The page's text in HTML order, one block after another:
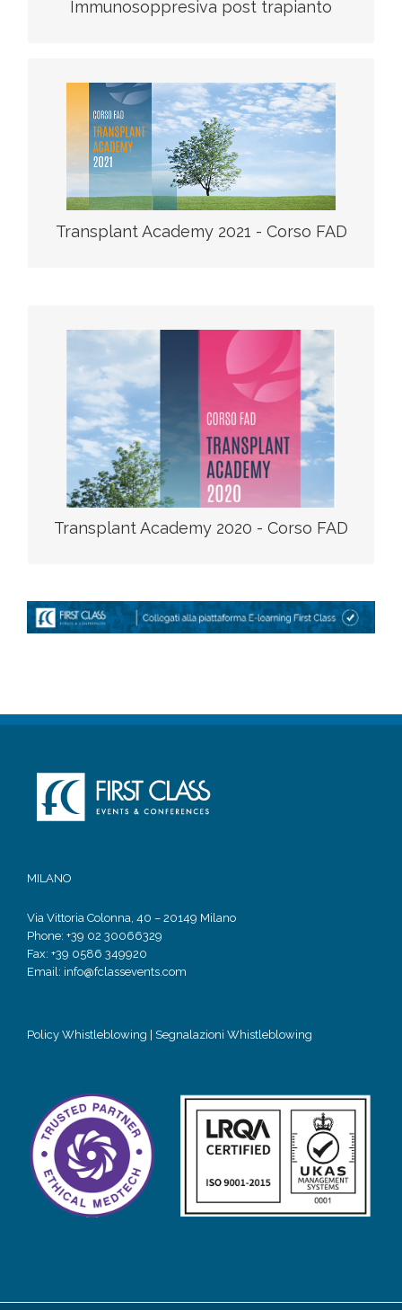
Immunosoppresiva post trapianto
Transplant Academy 2021 - Corso FAD
web site
scarica il programma
Transplant Academy 2020 - Corso FAD
web site
scarica il programma
MILANO
Via Vittoria Colonna, 40 – 20149 Milano
Phone: +39 02 30066329
Fax: +39 0586 349920
Email: info@fclassevents.com
Policy Whistleblowing | Segnalazioni Whistleblowing